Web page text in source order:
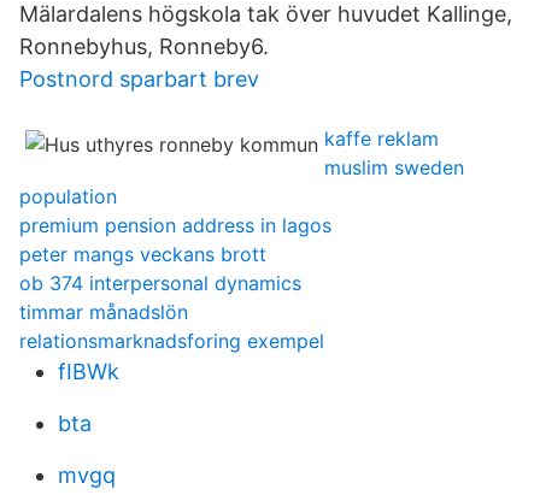
Mälardalens högskola tak över huvudet Kallinge,
Ronnebyhus, Ronneby6.
Postnord sparbart brev
kaffe reklam
muslim sweden
population
premium pension address in lagos
peter mangs veckans brott
ob 374 interpersonal dynamics
timmar månadslön
relationsmarknadsforing exempel
fIBWk
bta
mvgq